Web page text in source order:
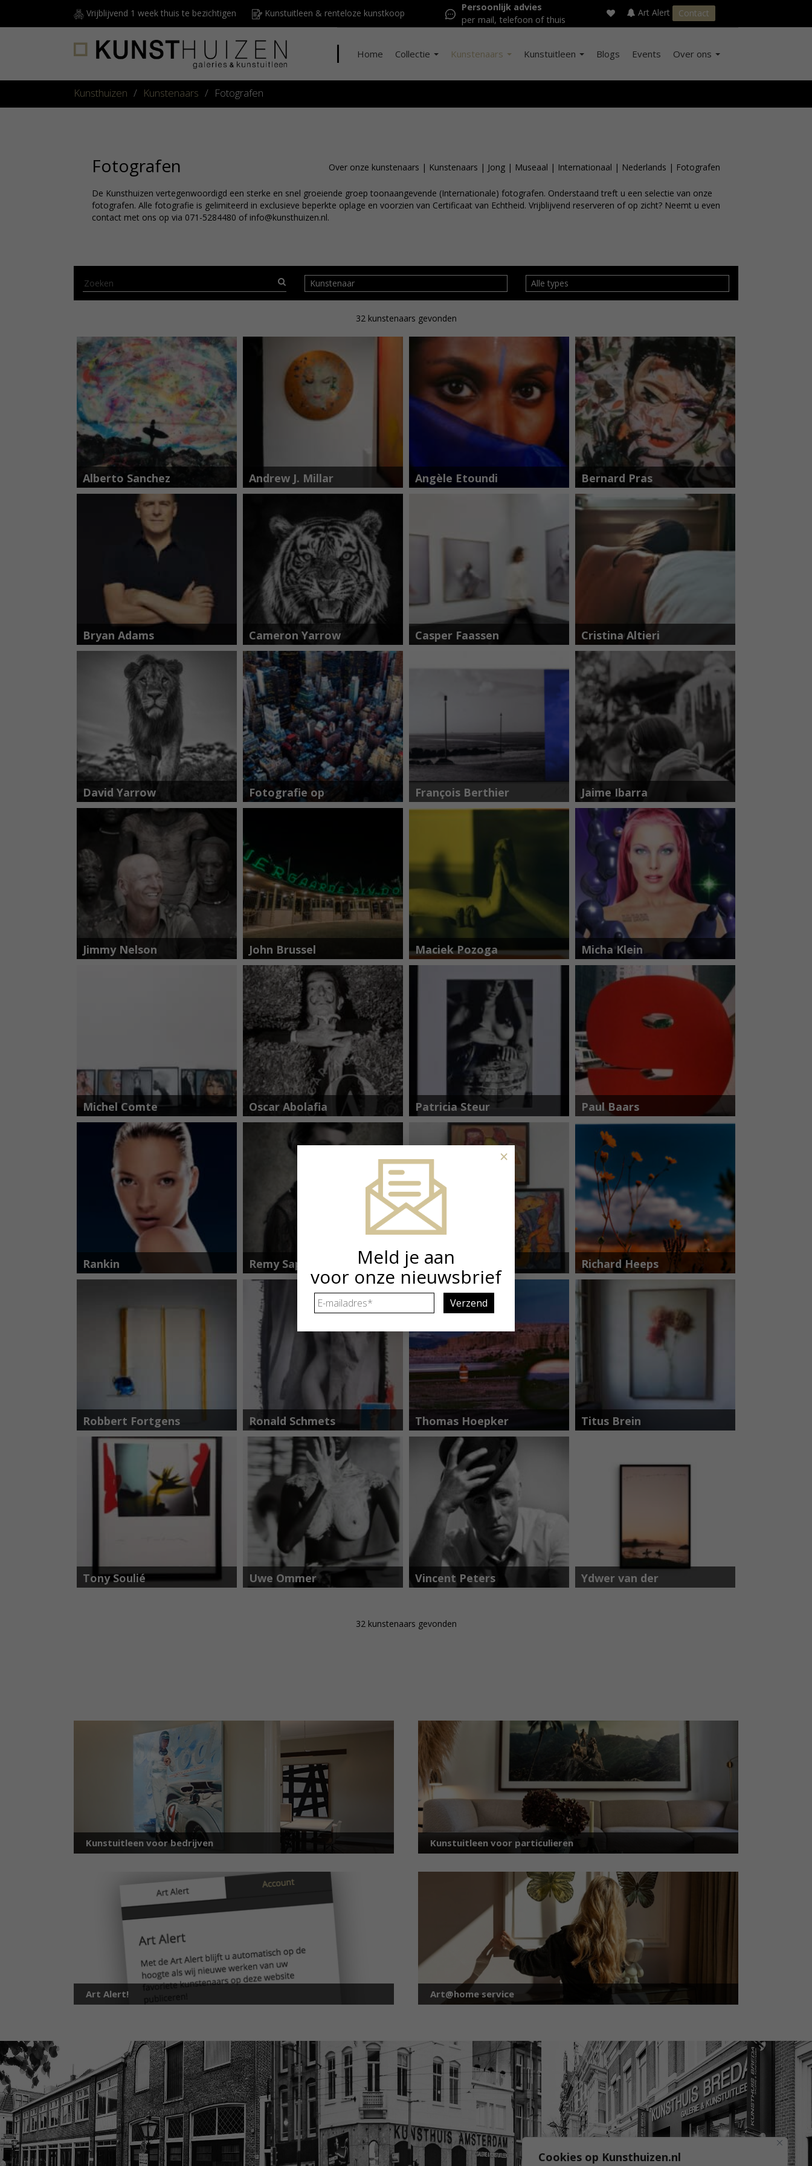
Cookies op Kunsthuizen.nl
Vrijblijvend 1 week thuis te bezichtigen Kunstuitleen & renteloze kunstkoop
Persoonlijk advies
per mail, telefoon of thuis
Art Alert Contact
Home Collectie Kunstenaars Kunstuitleen Blogs Events Over ons
Kunsthuizen / Kunstenaars / Fotografen
Fotografen Over onze kunstenaars | Kunstenaars | Jong | Museaal | Internationaal | Nederlands | Fotografen
De Kunsthuizen vertegenwoordigd een sterke en snel groeiende groep toonaangevende (Internationale) fotografen. Onderstaand treft u een selectie van onze
fotografen. Alle fotografie is gelimiteerd in exclusieve beperkte oplage en voorzien van Certificaat van Echtheid. Vrijblijvend reserveren of op zicht? Neemt u even
contact met ons op via 071-5284480 of info@kunsthuizen.nl.
Kunstenaar Alle types
32kunstenaars gevonden
Alberto Sanchez Andrew J. Millar Angèle Etoundi
Essamba
Bernard Pras
Bryan Adams Cameron Yarrow Casper Faassen Cristina Altieri
David Yarrow Fotografie op
plexiglas Cobra
François Berthier Jaime Ibarra
Jimmy Nelson John Brussel Maciek Pozoga Micha Klein
Michel Comte Oscar Abolafia Patricia Steur Paul Baars
Rankin Remy Sapuletej René Van der
Meulen
Richard Heeps
Robbert Fortgens Ronald Schmets Thomas Hoepker Titus Brein
Tony Soulié Uwe Ommer Vincent Peters Ydwer van der
Heide
32kunstenaars gevonden
Kunstuitleen voor bedrijven Kunstuitleen voor particulieren
Art Alert! Art@home service
Meld je aan
voor onze nieuwsbrief
E-
mailadres *
×